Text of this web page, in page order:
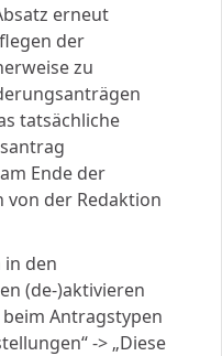
erneut
der
zu
tatsächliche
Ende der
von der Redaktion
in den
(de-)aktivieren
Antragstypen
-> „Diese